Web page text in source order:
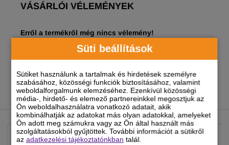
Süti beállítások
Sütiket használunk a tartalmak és hirdetések személyre
szabásához, közösségi funkciók biztosításához, valamint
weboldalforgalmunk elemzéséhez. Ezenkívül közösségi
média-, hirdető- és elemező partnereinkkel megosztjuk az
Ön weboldalhasználatra vonatkozó adatait, akik
kombinálhatják az adatokat más olyan adatokkal, amelyeket
Ön adott meg számukra vagy az Ön által használt más
szolgáltatásokból gyűjtöttek. További információt a sütikről
azadatkezelési tájékoztatónkban talál.
VÁSÁRLÓI VÉLEMÉNYEK
Erről a termékről még nincs vélemény!
A termékhez akkor tudsz véleményt írni, ha
NEKED AJÁNLJUK